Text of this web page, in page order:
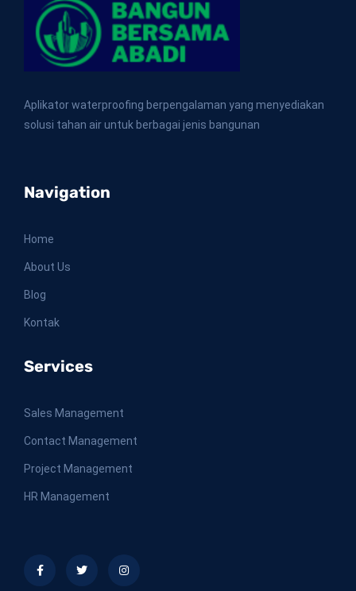
Aplikator waterproofing berpengalaman yang menyediakan
solusi tahan air untuk berbagai jenis bangunan
Navigation
Home
About Us
Blog
Kontak
Services
Sales Management
Contact Management
Project Management
HR Management